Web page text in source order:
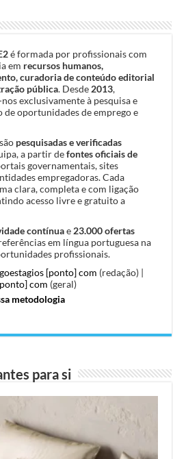
é formada por profissionais com
em recursos humanos,
curadoria de conteúdo editorial
pública. Desde 2013,
exclusivamente à pesquisa e
de oportunidades de emprego e
pesquisadas e verificadas
a partir defontes oficiais de
governamentais, sites
empregadoras. Cada
clara, completa e com ligação
acesso livre e gratuito a
contínuae 23.000 ofertas
em língua portuguesa na
profissionais.
[ponto] com (redação) |
com (geral)
metodologia
para si